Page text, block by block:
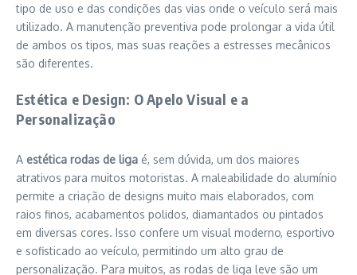
tipo de uso e das condições das vias onde o veículo será mais
utilizado. A manutenção preventiva pode prolongar a vida útil
de ambos os tipos, mas suas reações a estresses mecânicos
são diferentes.
Estética e Design: O Apelo Visual e a
Personalização
A estética rodas de liga é, sem dúvida, um dos maiores
atrativos para muitos motoristas. A maleabilidade do alumínio
permite a criação de designs muito mais elaborados, com
raios finos, acabamentos polidos, diamantados ou pintados
em diversas cores. Isso confere um visual moderno, esportivo
e sofisticado ao veículo, permitindo um alto grau de
personalização. Para muitos, as rodas de liga leve são um